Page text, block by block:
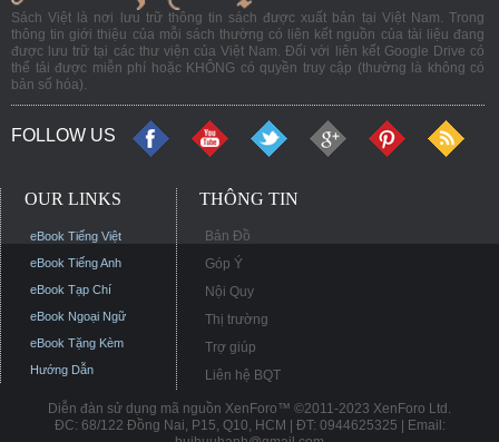
Sách Việt là nơi lưu trữ thông tin sách được xuất bản tại Việt Nam. Trong
thông tin giới thiệu của mỗi sách thường có liên kết nguồn của tài liệu đang
được lưu trữ tại các thư viện của Việt Nam. Đối với liên kết Google Drive có
thể tải được miễn phí hoặc KHÔNG có quyền truy cập (thường là không có
bản số hóa).
FOLLOW US
OUR LINKS
eBook Tiếng Việt
eBook Tiếng Anh
eBook Tạp Chí
eBook Ngoại Ngữ
eBook Tặng Kèm
Hướng Dẫn
THÔNG TIN
Bản Đồ
Góp Ý
Nội Quy
Thị trường
Trợ giúp
Liên hệ BQT
Diễn đàn sử dụng mã nguồn XenForo™ ©2011-2023 XenForo Ltd.
ĐC: 68/122 Đồng Nai, P15, Q10, HCM | ĐT: 0944625325 | Email: